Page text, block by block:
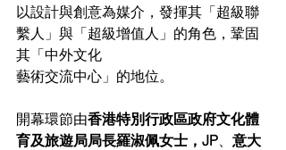
以設計與創意為媒介，發揮其「超級聯
繫人」與「超級增值人」的角色，鞏固
其「中外文化
藝術交流中心」的地位。
開幕環節由香港特別行政區政府文化體
育及旅遊局局長羅淑佩女士，JP、 意大